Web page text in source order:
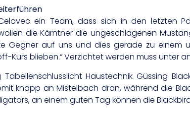
ein Team, dass sich in den letzten
die Kärntner die ungeschlagenen
Gegner auf uns und dies gerade zu einem
Kurs blieben.“ Verzichtet werden muss unter
Haustechnik Güssing
knapp an Mistelbach dran, während die
an einem guten Tag können die